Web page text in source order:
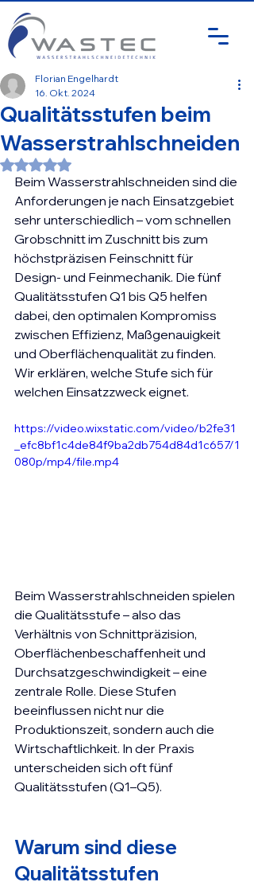
Qualitätsstufen beim
Wasserstrahlschneiden
Florian Engelhardt
16. Okt. 2024
Mit NaN von 5 Sternen bewertet.
Beim Wasserstrahlschneiden sind die
Anforderungen je nach Einsatzgebiet
sehr unterschiedlich – vom schnellen
Grobschnitt im Zuschnitt bis zum
höchstpräzisen Feinschnitt für
Design- und Feinmechanik. Die fünf
Qualitätsstufen Q1 bis Q5 helfen
dabei, den optimalen Kompromiss
zwischen Effizienz, Maßgenauigkeit
und Oberflächenqualität zu finden.
Wir erklären, welche Stufe sich für
welchen Einsatzzweck eignet.
https://video.wixstatic.com/video/b2fe31
_efc8bf1c4de84f9ba2db754d84d1c657/1
080p/mp4/file.mp4
Beim Wasserstrahlschneiden spielen
die Qualitätsstufe – also das
Verhältnis von Schnittpräzision,
Oberflächenbeschaffenheit und
Durchsatzgeschwindigkeit – eine
zentrale Rolle. Diese Stufen
beeinflussen nicht nur die
Produktionszeit, sondern auch die
Wirtschaftlichkeit. In der Praxis
unterscheiden sich oft fünf
Qualitätsstufen (Q1–Q5).
Warum sind diese
Qualitätsstufen